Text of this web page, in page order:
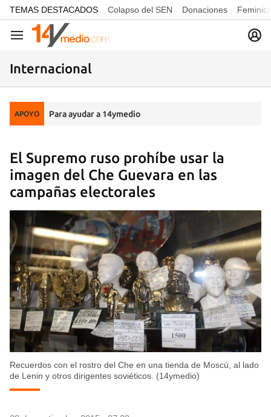
common.go-to-content
TEMAS DESTACADOS Colapso del SEN Donaciones
Navegación
Internacional
APOYO Para ayudar a 14ymedio
El Supremo ruso prohíbe usar la
imagen del Che Guevara en las
campañas electorales
Recuerdos con el rostro del Che en una tienda de Moscú, al lado
de Lenin y otros dirigentes soviéticos. (14ymedio)